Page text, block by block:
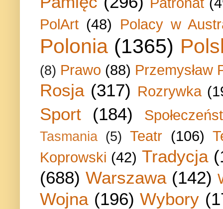
PolArt (48) Polacy w
Polonia (1365)
(8) Prawo (88) Przemysław
Rosja (317) Rozrywka
Sport (184)
Tasmania (5) Teatr (106)
Koprowski (42) Tradycja
(688) Warszawa (142)
Wojna (196) Wybory